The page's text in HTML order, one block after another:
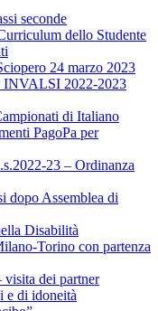
seconde
dello Studente
24 marzo 2023
INVALSI 2022-2023
di Italiano
PagoPa per
23 – Ordinanza
dopo Assemblea di
Disabilità
Torino con partenza
dei partner
e di idoneità